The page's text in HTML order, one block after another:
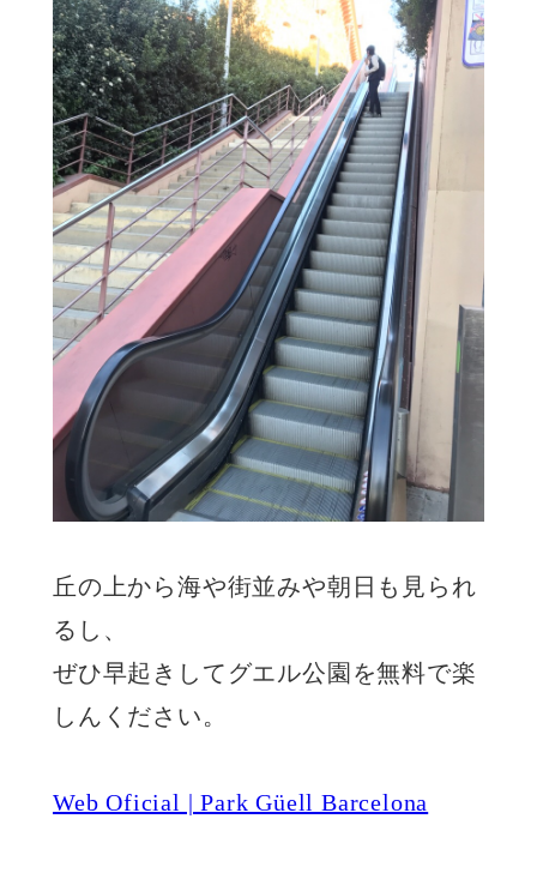
丘の上から海や街並みや朝日も見られ
るし、
ぜひ早起きしてグエル公園を無料で楽
しんください。
Web Oficial | Park Güell Barcelona